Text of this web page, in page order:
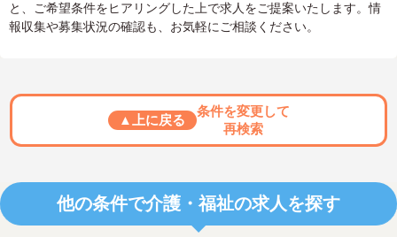
と、ご希望条件をヒアリングした上で求人をご提案いたします。情
報収集や募集状況の確認も、お気軽にご相談ください。
▲上に戻る
条件を変更して
再検索
他の条件で介護・福祉の求人を探す